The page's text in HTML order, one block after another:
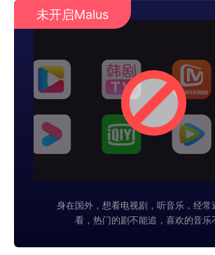
未开启Malus
身在国外，想看电视剧，听音乐，经常
看，热门的剧不能追，喜欢的音乐